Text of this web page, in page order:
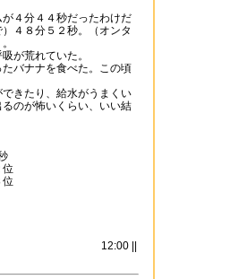
４分４４秒だったわけだ
４８分５２秒。（オンタ
が荒れていた。
バナナを食べた。この頃
きたり、給水がうまくい
のが怖いくらい、いい結
12:00 ||